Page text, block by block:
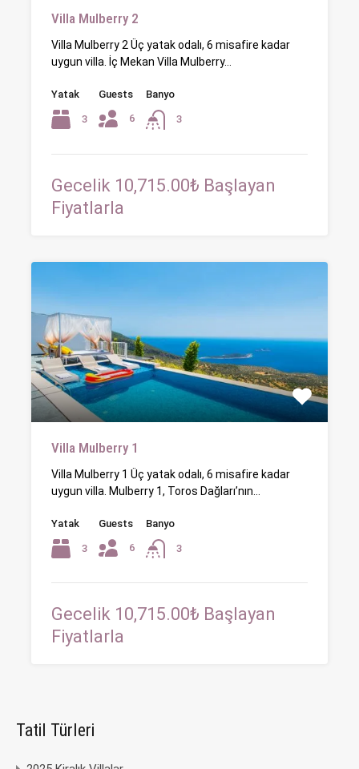
Villa Mulberry 2
Villa Mulberry 2 Üç yatak odalı, 6 misafire kadar
uygun villa. İç Mekan Villa Mulberry…
Yatak
3
Guests
6
Banyo
3
Gecelik 10,715.00₺ Başlayan
Fiyatlarla
Villa Mulberry 1
Villa Mulberry 1 Üç yatak odalı, 6 misafire kadar
uygun villa. Mulberry 1, Toros Dağları’nın…
Yatak
3
Guests
6
Banyo
3
Gecelik 10,715.00₺ Başlayan
Fiyatlarla
Tatil Türleri